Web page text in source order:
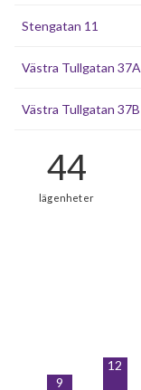
Stengatan 11
Västra Tullgatan 37A
Västra Tullgatan 37B
9
12